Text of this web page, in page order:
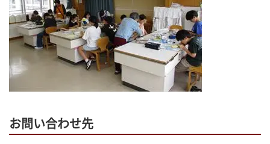
お問い合わせ先